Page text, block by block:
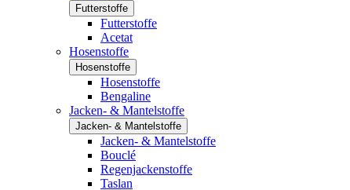
Futterstoffe
Futterstoffe
Acetat
Hosenstoffe
Hosenstoffe
Hosenstoffe
Bengaline
Jacken- & Mantelstoffe
Jacken- & Mantelstoffe
Jacken- & Mantelstoffe
Bouclé
Regenjackenstoffe
Taslan